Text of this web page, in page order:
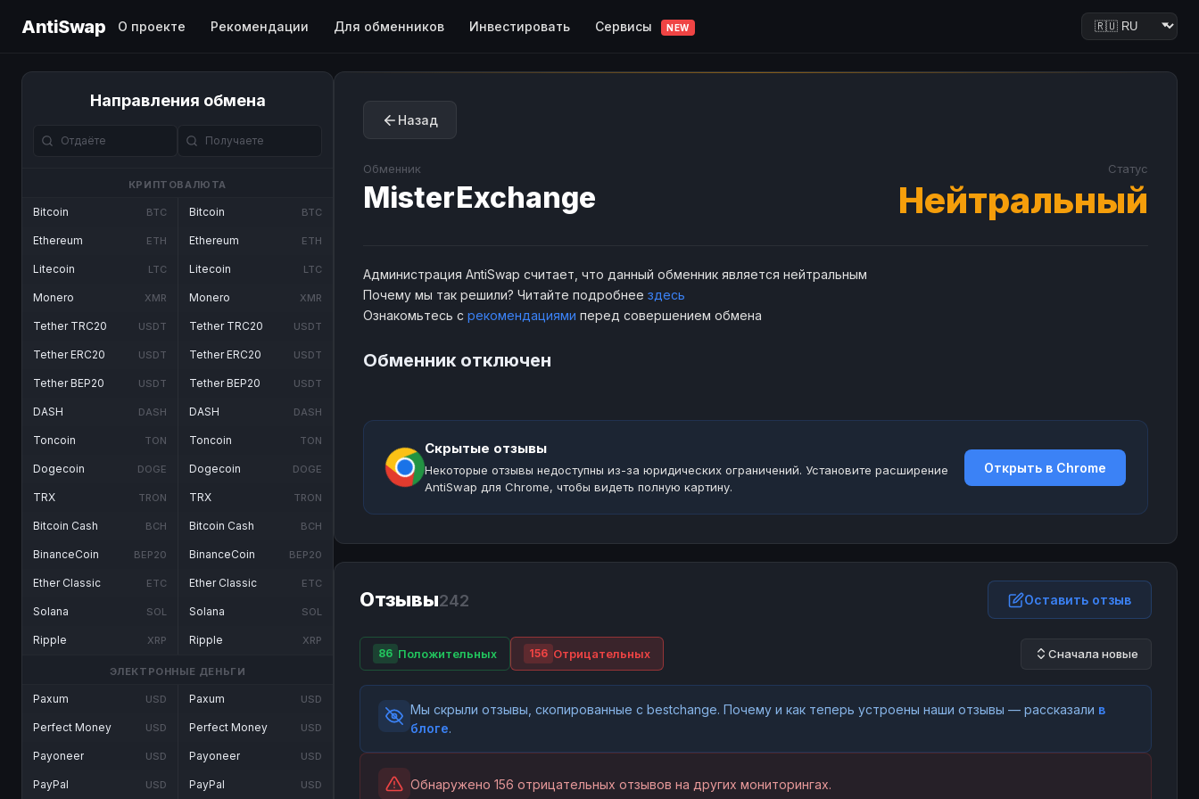
AntiSwap О проекте Рекомендации Для обменников Инвестировать Сервисы NEW
Направления обмена
КРИПТОВАЛЮТА
Bitcoin BTC
Ethereum ETH
Litecoin LTC
Monero XMR
Tether TRC20 USDT
Tether ERC20 USDT
Tether BEP20 USDT
DASH DASH
Toncoin TON
Dogecoin DOGE
TRX TRON
Bitcoin Cash BCH
BinanceCoin BEP20
Ether Classic ETC
Solana SOL
Ripple XRP
Bitcoin BTC
Ethereum ETH
Litecoin LTC
Monero XMR
Tether TRC20 USDT
Tether ERC20 USDT
Tether BEP20 USDT
DASH DASH
Toncoin TON
Dogecoin DOGE
TRX TRON
Bitcoin Cash BCH
BinanceCoin BEP20
Ether Classic ETC
Solana SOL
Ripple XRP
ЭЛЕКТРОННЫЕ ДЕНЬГИ
Paxum USD
Perfect Money USD
Payoneer USD
PayPal USD
Paxum USD
Perfect Money USD
Payoneer USD
PayPal USD
Назад
Обменник
MisterExchange
Статус
Нейтральный
Администрация AntiSwap считает, что данный обменник является нейтральным
Почему мы так решили? Читайте подробнее здесь
Ознакомьтесь с рекомендациями перед совершением обмена
Обменник отключен
Скрытые отзывы
Некоторые отзывы недоступны из-за юридических ограничений. Установите расширение
AntiSwap для Chrome, чтобы видеть полную картину.
Открыть в Chrome
Отзывы242 Оставить отзыв
86 Положительных 156 Отрицательных Сначала новые
Мы скрыли отзывы, скопированные с bestchange. Почему и как теперь устроены наши отзывы — рассказали в
блоге.
Обнаружено 156 отрицательных отзывов на других мониторингах.